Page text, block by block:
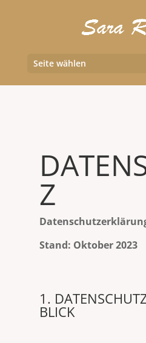
Seite wählen
Z
Stand: Oktober 2023
1.
BLICK